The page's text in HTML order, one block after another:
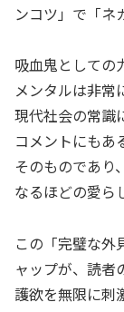
ンコツ」で「ネ
吸血鬼としての
メンタルは非常
現代社会の常識
コメントにもあ
そのものであり
なるほどの愛ら
この「完璧な外
ャップが、読
護欲を無限に刺